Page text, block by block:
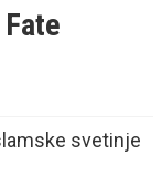
svetinje